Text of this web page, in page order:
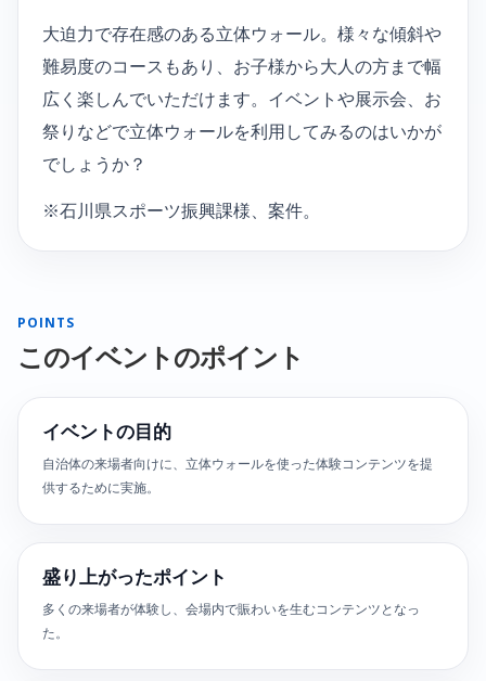
大迫力で存在感のある立体ウォール。様々な傾斜や
難易度のコースもあり、お子様から大人の方まで幅
広く楽しんでいただけます。イベントや展示会、お
祭りなどで立体ウォールを利用してみるのはいかが
でしょうか？
※石川県スポーツ振興課様、案件。
POINTS
このイベントのポイント
イベントの目的
自治体の来場者向けに、立体ウォールを使った体験コンテンツを提
供するために実施。
盛り上がったポイント
多くの来場者が体験し、会場内で賑わいを生むコンテンツとなっ
た。